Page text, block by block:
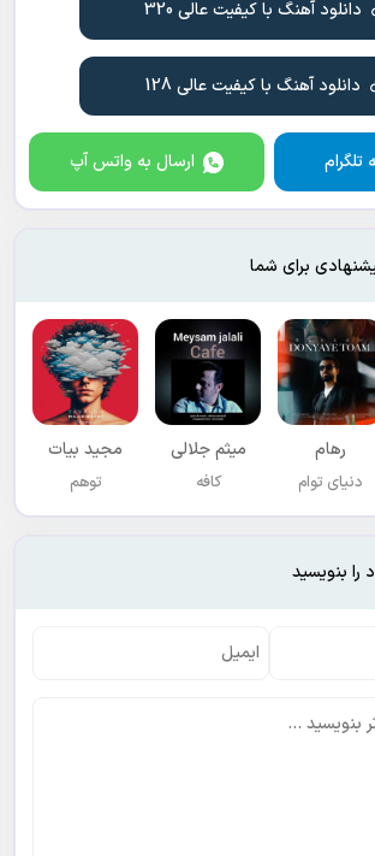
دانلود آهنگ با کیفیت عالی 320
دانلود آهنگ با کیفیت عالی 128
تلگرام ارسال به واتس آپ
برای شما
رهام
دنیای توام
میثم جلالی
کافه
مجید بیات
توهم
را بنویسید